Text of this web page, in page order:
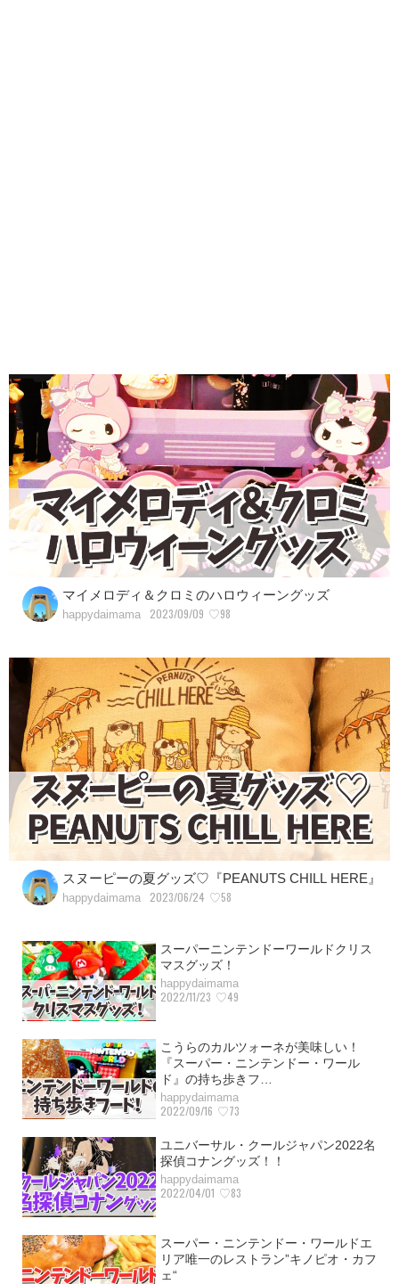
マイメロディ＆クロミのハロウィーングッズ
happydaimama 2023/09/09 ♡98
スヌーピーの夏グッズ♡『PEANUTS CHILL HERE』
happydaimama 2023/06/24 ♡58
スーパーニンテンドーワールドクリス
マスグッズ！
happydaimama
2022/11/23 ♡49
こうらのカルツォーネが美味しい！
『スーパー・ニンテンドー・ワール
ド』の持ち歩きフ…
happydaimama
2022/09/16 ♡73
ユニバーサル・クールジャパン2022名
探偵コナングッズ！！
happydaimama
2022/04/01 ♡83
スーパー・ニンテンドー・ワールドエ
リア唯一のレストラン”キノピオ・カフ
ェ“